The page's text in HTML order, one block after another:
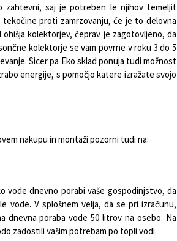
zahtevni, saj je potreben le njihov temeljit
proti zamrzovanju, če je to delovna
kolektorjev, čeprav je zagotovljeno, da
kolektorje se vam povrne v roku 3 do 5
Sicer pa Eko sklad ponuja tudi možnost
energije, s pomočjo katere izražate svojo
nakupu in montaži pozorni tudi na:
dnevno porabi vaše gospodinjstvo, da
vode. V splošnem velja, da se pri izračunu,
poraba vode 50 litrov na osebo. Na
zadostili vašim potrebam po topli vodi.